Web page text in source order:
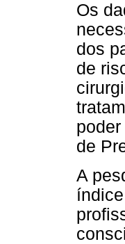
Os
dos
de
de
A